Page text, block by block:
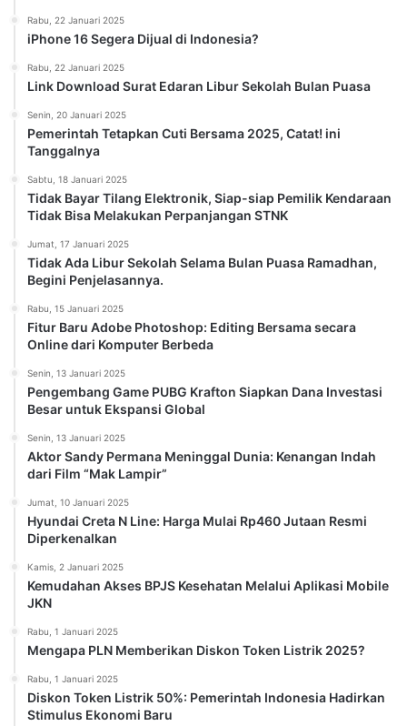
Rabu, 22 Januari 2025
iPhone 16 Segera Dijual di Indonesia?
Rabu, 22 Januari 2025
Link Download Surat Edaran Libur Sekolah Bulan Puasa
Senin, 20 Januari 2025
Pemerintah Tetapkan Cuti Bersama 2025, Catat! ini
Tanggalnya
Sabtu, 18 Januari 2025
Tidak Bayar Tilang Elektronik, Siap-siap Pemilik Kendaraan
Tidak Bisa Melakukan Perpanjangan STNK
Jumat, 17 Januari 2025
Tidak Ada Libur Sekolah Selama Bulan Puasa Ramadhan,
Begini Penjelasannya.
Rabu, 15 Januari 2025
Fitur Baru Adobe Photoshop: Editing Bersama secara
Online dari Komputer Berbeda
Senin, 13 Januari 2025
Pengembang Game PUBG Krafton Siapkan Dana Investasi
Besar untuk Ekspansi Global
Senin, 13 Januari 2025
Aktor Sandy Permana Meninggal Dunia: Kenangan Indah
dari Film “Mak Lampir”
Jumat, 10 Januari 2025
Hyundai Creta N Line: Harga Mulai Rp460 Jutaan Resmi
Diperkenalkan
Kamis, 2 Januari 2025
Kemudahan Akses BPJS Kesehatan Melalui Aplikasi Mobile
JKN
Rabu, 1 Januari 2025
Mengapa PLN Memberikan Diskon Token Listrik 2025?
Rabu, 1 Januari 2025
Diskon Token Listrik 50%: Pemerintah Indonesia Hadirkan
Stimulus Ekonomi Baru